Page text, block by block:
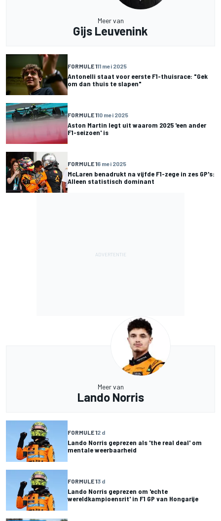
Meer van
Gijs Leuvenink
FORMULE 111 mei 2025
Antonelli staat voor eerste F1-thuisrace: "Gek
om dan thuis te slapen"
FORMULE 110 mei 2025
Aston Martin legt uit waarom 2025 'een ander
F1-seizoen' is
FORMULE 16 mei 2025
McLaren benadrukt na vijfde F1-zege in zes GP's:
Alleen statistisch dominant
Meer van
Lando Norris
FORMULE 12 d
Lando Norris geprezen als 'the real deal' om
mentale weerbaarheid
FORMULE 13 d
Lando Norris geprezen om 'echte
wereldkampioensrit' in F1 GP van Hongarije